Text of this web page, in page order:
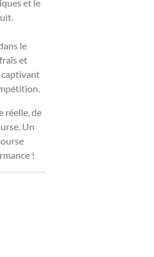
et le
le
et
captivant
réelle, de
Un
!